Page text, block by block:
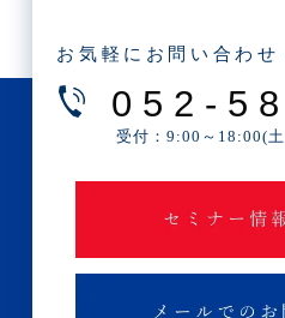
・2025年4月(1記事)
・2025年2月(3記事)
・2025年1月(1記事)
・2024年11月(2記事)
お気軽にお問い合わせ
052-
受付：9:00～18:00(